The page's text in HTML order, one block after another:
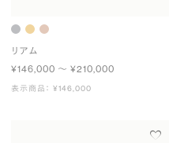
リアム
¥146,000 〜 ¥210,000
表示商品： ¥146,000